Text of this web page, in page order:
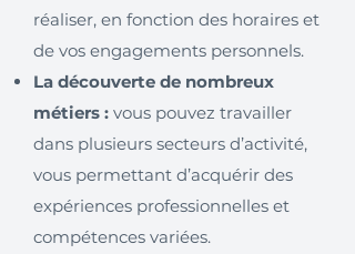
réaliser, en fonction des horaires et
de vos engagements personnels.
La découverte de nombreux
métiers : vous pouvez travailler
dans plusieurs secteurs d’activité,
vous permettant d’acquérir des
expériences professionnelles et
compétences variées.